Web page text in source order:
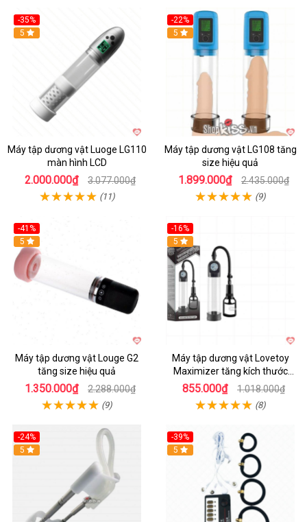
-35%
Hot
5
Máy tập dương vật Luoge LG110
màn hình LCD
2.000.000₫ 3.077.000₫
(11)
-22%
Hot
5
Máy tập dương vật LG108 tăng
size hiệu quả
1.899.000₫ 2.435.000₫
(9)
-41%
Hot
5
Máy tập dương vật Louge G2
tăng size hiệu quả
1.350.000₫ 2.288.000₫
(9)
-16%
Hot
5
Máy tập dương vật Lovetoy
Maximizer tăng kích thước
nhanh
855.000₫ 1.018.000₫
(8)
-24%
Hot
5
-39%
Hot
5